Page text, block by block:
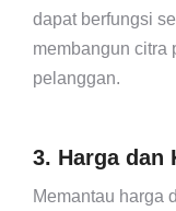
dapat berfungsi
membangun citra
pelanggan.
3. Harga dan
Memantau harga